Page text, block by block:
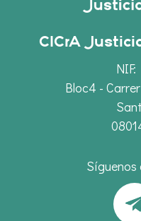
CICrA
Bloc4 -
Síguenos